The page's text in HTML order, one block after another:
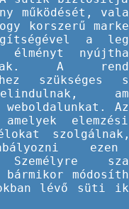
nyújtunk
is foglalkozó
vagy éppen
támogató
működését,
korszerű
a
élményt
A
szükséges
weboldalunkat.
lévő süti